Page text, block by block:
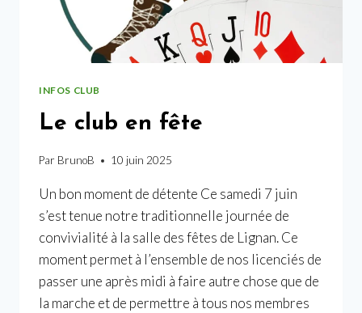
INFOS CLUB
Le club en fête
Par BrunoB 10 juin 2025
Un bon moment de détente Ce samedi 7 juin
s’est tenue notre traditionnelle journée de
convivialité à la salle des fêtes de Lignan. Ce
moment permet à l’ensemble de nos licenciés de
passer une après midi à faire autre chose que de
la marche et de permettre à tous nos membres